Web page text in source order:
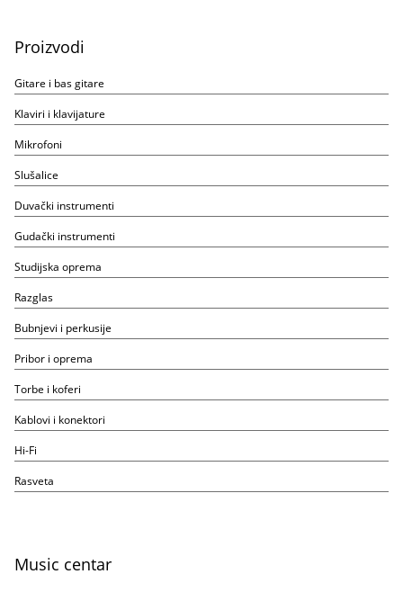
Proizvodi
Gitare i bas gitare
Klaviri i klavijature
Mikrofoni
Slušalice
Duvački instrumenti
Gudački instrumenti
Studijska oprema
Razglas
Bubnjevi i perkusije
Pribor i oprema
Torbe i koferi
Kablovi i konektori
Hi-Fi
Rasveta
Music centar